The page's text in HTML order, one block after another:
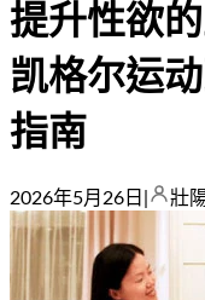
提升性欲
凯格尔运
指南
2026年5月26日 壯